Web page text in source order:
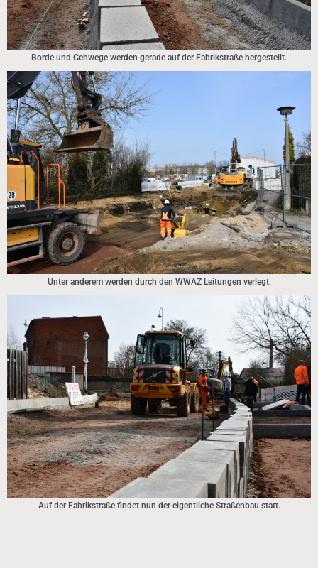
Borde und Gehwege werden gerade auf der Fabrikstraße hergestellt.
Unter anderem werden durch den WWAZ Leitungen verlegt.
Auf der Fabrikstraße findet nun der eigentliche Straßenbau statt.